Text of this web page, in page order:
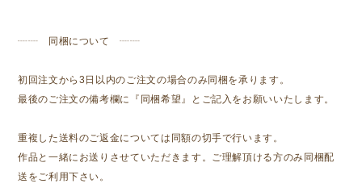
┈┈ 同梱について ┈┈
初回注文から3日以内のご注文の場合のみ同梱を承ります。
最後のご注文の備考欄に『同梱希望』とご記入をお願いいたします。
重複した送料のご返金については同額の切手で行います。
作品と一緒にお送りさせていただきます。ご理解頂ける方のみ同梱配
送をご利用下さい。